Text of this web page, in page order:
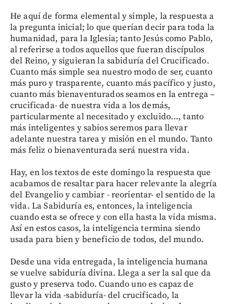
He aquí de forma elemental y simple, la respuesta a
la pregunta inicial; lo que querían decir para toda la
humanidad, para la Iglesia; tanto Jesús como Pablo,
al referirse a todos aquellos que fueran discípulos
del Reino, y siguieran la sabiduría del Crucificado.
Cuanto más simple sea nuestro modo de ser, cuanto
más puro y trasparente, cuanto más pacífico y justo,
cuanto más bienaventurados seamos en la entrega –
crucificada- de nuestra vida a los demás,
particularmente al necesitado y excluido…, tanto
más inteligentes y sabios seremos para llevar
adelante nuestra tarea y misión en el mundo. Tanto
más feliz o bienaventurada será nuestra vida.
Hay, en los textos de este domingo la respuesta que
acabamos de resaltar para hacer relevante la alegría
del Evangelio y cambiar - reorientar- el sentido de la
vida. La Sabiduría es, entonces, la inteligencia
cuando esta se ofrece y con ella hasta la vida misma.
Así en estos casos, la inteligencia termina siendo
usada para bien y beneficio de todos, del mundo.
Desde una vida entregada, la inteligencia humana
se vuelve sabiduría divina. Llega a ser la sal que da
gusto y preserva todo. Cuando uno es capaz de
llevar la vida -sabiduría- del crucificado, la